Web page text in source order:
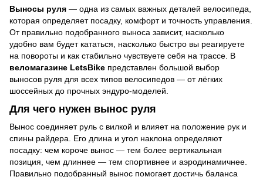
Выносы руля — одна из самых важных деталей велосипеда,
которая определяет посадку, комфорт и точность управления.
От правильно подобранного выноса зависит, насколько
удобно вам будет кататься, насколько быстро вы реагируете
на повороты и как стабильно чувствуете себя на трассе. В
веломагазине LetsBike представлен большой выбор
выносов руля для всех типов велосипедов — от лёгких
шоссейных до прочных эндуро-моделей.
Для чего нужен вынос руля
Вынос соединяет руль с вилкой и влияет на положение рук и
спины райдера. Его длина и угол наклона определяют
посадку: чем короче вынос — тем более вертикальная
позиция, чем длиннее — тем спортивнее и аэродинамичнее.
Правильно подобранный вынос помогает достичь баланса